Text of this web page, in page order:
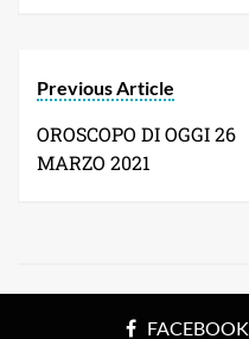
Previous Article
OROSCOPO DI OGGI 26
MARZO 2021
FACEBOOK